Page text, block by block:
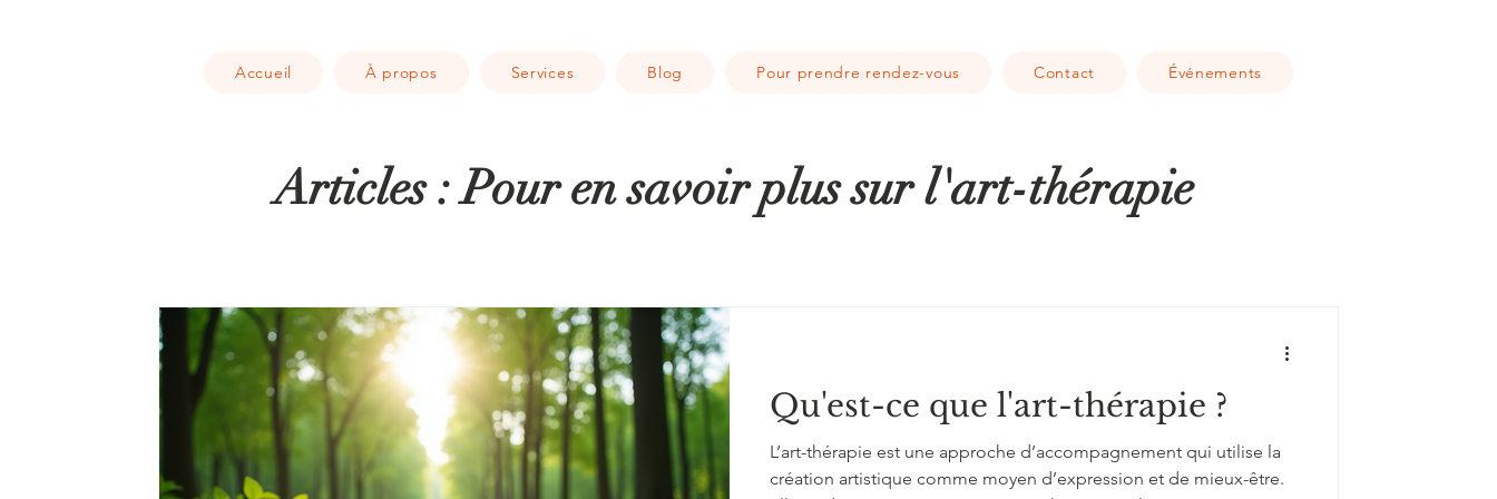
Accueil À propos Services Blog Pour prendre rendez-vous Contact Événements
Articles : Pour en savoir plus sur l'art-thérapie
Qu'est-ce que l'art-thérapie ?
L’art-thérapie est une approche d’accompagnement qui utilise la
création artistique comme moyen d’expression et de mieux-être.